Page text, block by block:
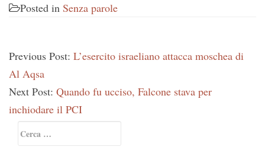
Posted in Senza parole
Previous Post: L’esercito israeliano attacca moschea di
Al Aqsa
Next Post: Quando fu ucciso, Falcone stava per
inchiodare il PCI
Sidebar
per: